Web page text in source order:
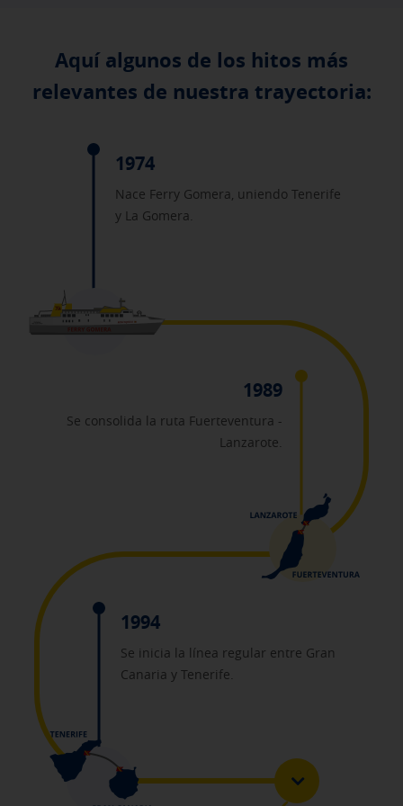
Aquí algunos de los hitos más
relevantes de nuestra trayectoria:
1974
Nace Ferry Gomera, uniendo Tenerife
y La Gomera.
1989
Se consolida la ruta Fuerteventura -
Lanzarote.
1994
Se inicia la línea regular entre Gran
Canaria y Tenerife.